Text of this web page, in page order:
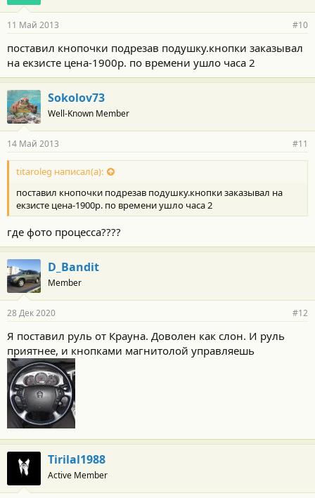
а
н
с
т
и
:
11 Май 2013 #10
поставил кнопочки подрезав подушку.кнопки заказывал
на екзисте цена-1900р. по времени ушло часа 2
Sokolov73
Well-Known Member
14 Май 2013 #11
titaroleg написал(а):
поставил кнопочки подрезав подушку.кнопки заказывал на
екзисте цена-1900р. по времени ушло часа 2
где фото процесса????
D_Bandit
Member
28 Дек 2020 #12
Я поставил руль от Крауна. Доволен как слон. И руль
приятнее, и кнопками магнитолой управляешь
Tirilal1988
Active Member